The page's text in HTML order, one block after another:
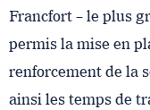
Francfort – le plus
permis la mise en
renforcement de la
ainsi les temps de